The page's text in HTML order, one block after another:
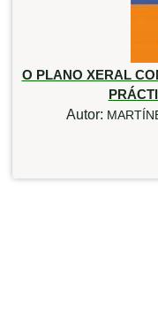
O PLANO XERAL
Autor: